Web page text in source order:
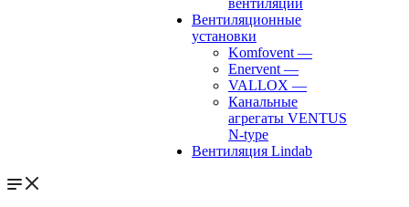
вентиляции
Вентиляционные
установки
Komfovent —
Enervent —
VALLOX —
Канальные
агрегаты VENTUS
N-type
Вентиляция Lindab